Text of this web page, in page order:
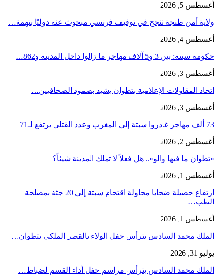
أغسطس 5, 2026
ولاية أمن طنجة تنجح في توقيف فرنسي مبحوث عنه دوليًا بتهمة…
أغسطس 4, 2026
حكومة سبتة: بين 3 و5 آلاف مهاجر ما زالوا داخل المدينة و862…
أغسطس 3, 2026
اتحاد المقاولات الإعلامية بتطوان يشيد بصمود الصحافيين…
أغسطس 3, 2026
73 ألف مهاجر غادروا سبتة إلى المغرب وعدد القتلى يرتفع لـ71
أغسطس 2, 2026
«تطوان ما فيها والو».. هل فعلاً لا تملك المدينة شيئاً؟
أغسطس 1, 2026
ارتفاع حصيلة ضحايا محاولة اقتحام سبتة إلى 20 جثة بمصلحة
الطب…
أغسطس 1, 2026
الملك محمد السادس يترأس حفل الولاء بالقصر الملكي بتطوان…
يوليو 31, 2026
الملك محمد السادس يترأس مراسم حفل أداء القسم لضباط…